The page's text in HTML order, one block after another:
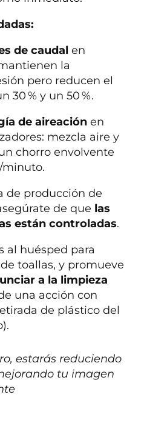
de caudal en
la
pero reducen el
30 % y un 50 %.
de aireación en
mezcla aire y
chorro envolvente
minuto.
de producción de
de que las
están controladas.
al huésped para
toallas, y promueve
a la limpieza
una acción con
de plástico del
estarás reduciendo
tu imagen